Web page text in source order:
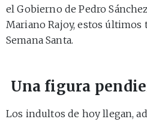
el Gobierno de Pedro
Mariano Rajoy, estos últimos
Semana Santa.
Una figura
Los indultos de hoy llegan,